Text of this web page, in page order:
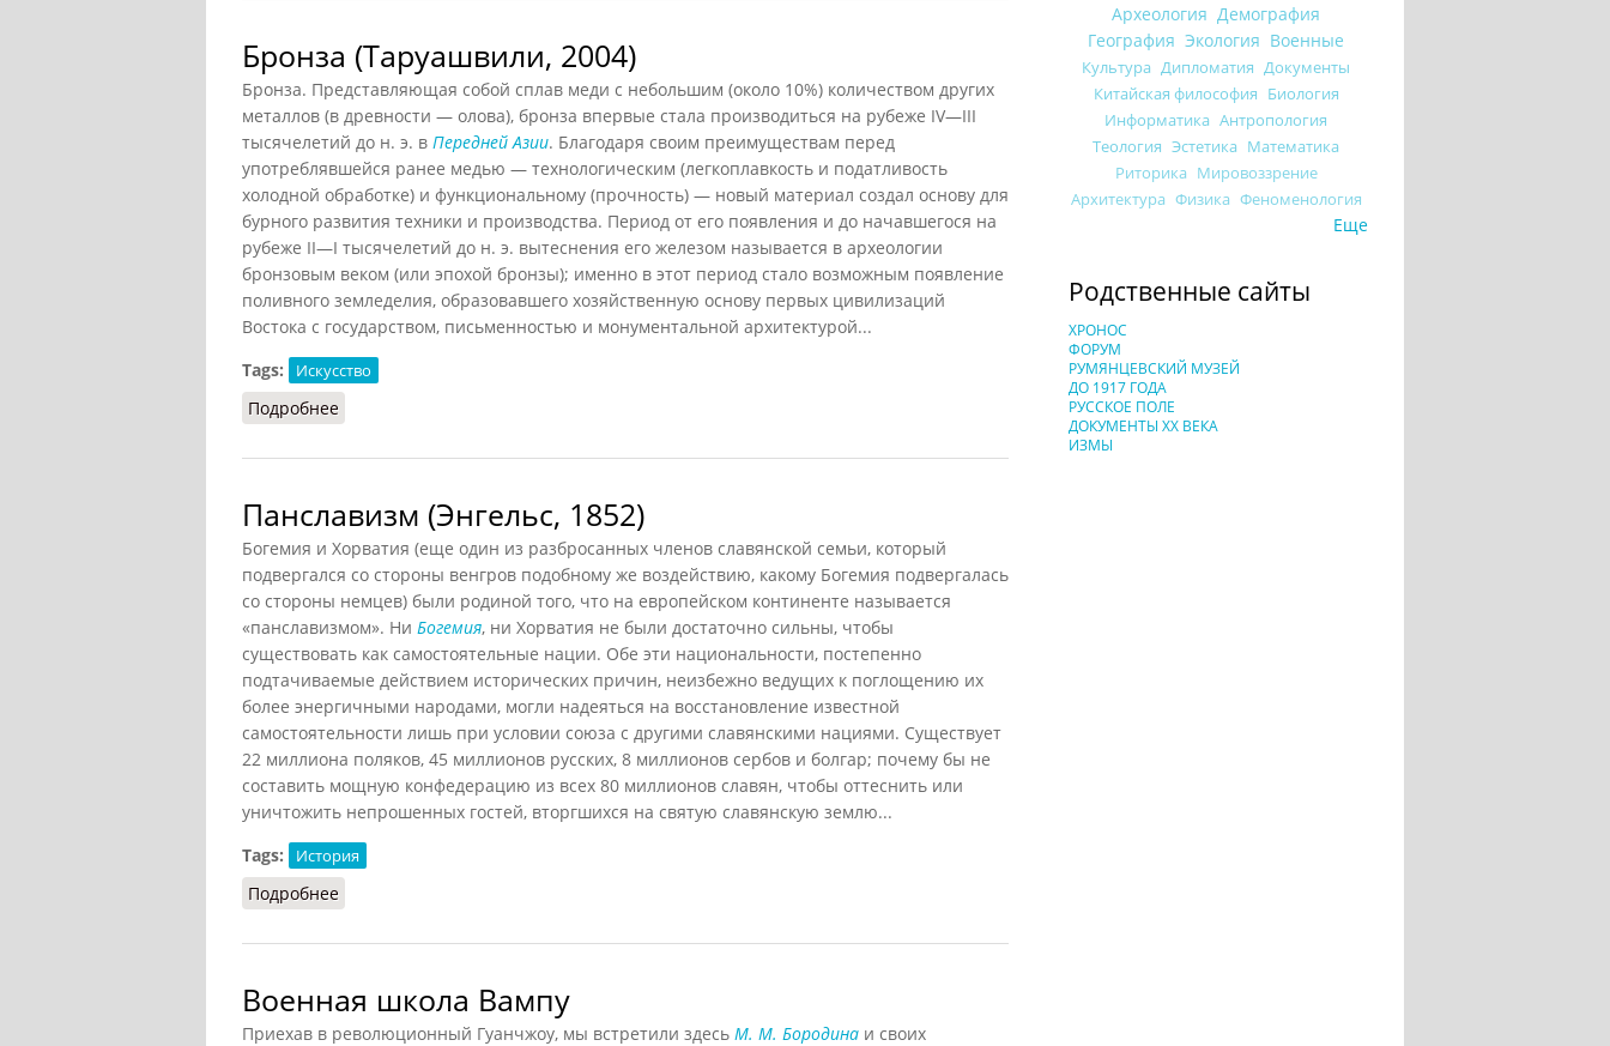
Бронза (Таруашвили, 2004)
Бронза. Представляющая собой сплав меди с небольшим (около 10%) количеством других
металлов (в древности — олова), бронза впервые стала производиться на рубеже IV—III
тысячелетий до н. э. в Передней Азии. Благодаря своим преимуществам перед
употреблявшейся ранее медью — технологическим (легкоплавкость и податливость
холодной обработке) и функциональному (прочность) — новый материал создал основу для
бурного развития техники и производства. Период от его появления и до начавшегося на
рубеже II—I тысячелетий до н. э. вытеснения его железом называется в археологии
бронзовым веком (или эпохой бронзы); именно в этот период стало возможным появление
поливного земледелия, образовавшего хозяйственную основу первых цивилизаций
Востока с государством, письменностью и монументальной архитектурой...
Tags:
Искусство
Подробнее
Панславизм (Энгельс, 1852)
Богемия и Хорватия (еще один из разбросанных членов славянской семьи, который
подвергался со стороны венгров подобному же воздействию, какому Богемия подвергалась
со стороны немцев) были родиной того, что на европейском континенте называется
«панславизмом». Ни Богемия, ни Хорватия не были достаточно сильны, чтобы
существовать как самостоятельные нации. Обе эти национальности, постепенно
подтачиваемые действием исторических причин, неизбежно ведущих к поглощению их
более энергичными народами, могли надеяться на восстановление известной
самостоятельности лишь при условии союза с другими славянскими нациями. Существует
22 миллиона поляков, 45 миллионов русских, 8 миллионов сербов и болгар; почему бы не
составить мощную конфедерацию из всех 80 миллионов славян, чтобы оттеснить или
уничтожить непрошенных гостей, вторгшихся на святую славянскую землю...
Tags:
История
Подробнее
Военная школа Вампу
Приехав в революционный Гуанчжоу, мы встретили здесь М. М. Бородина и своих
Археология Демография
География Экология Военные
Культура Дипломатия Документы
Китайская философия Биология
Информатика Антропология
Теология Эстетика Математика
Риторика Мировоззрение
Архитектура Физика Феноменология
Еще
Родственные сайты
ХРОНОС
ФОРУМ
РУМЯНЦЕВСКИЙ МУЗЕЙ
ДО 1917 ГОДА
РУССКОЕ ПОЛЕ
ДОКУМЕНТЫ XX ВЕКА
ИЗМЫ